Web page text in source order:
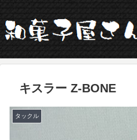
キスラー Z-BONE
タックル